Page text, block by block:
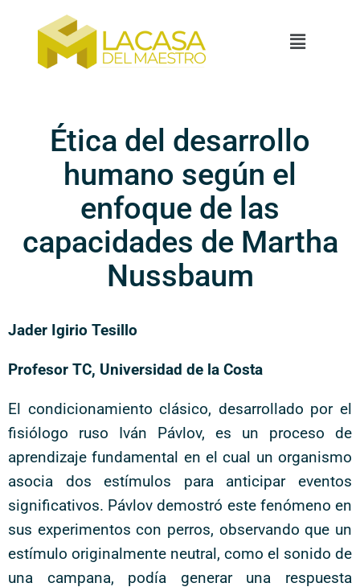
Ética del desarrollo
humano según el
enfoque de las
capacidades de Martha
Nussbaum
Jader Igirio Tesillo
Profesor TC, Universidad de la Costa
El condicionamiento clásico, desarrollado por el
fisiólogo ruso Iván Pávlov, es un proceso de
aprendizaje fundamental en el cual un organismo
asocia dos estímulos para anticipar eventos
significativos. Pávlov demostró este fenómeno en
sus experimentos con perros, observando que un
estímulo originalmente neutral, como el sonido de
una campana, podía generar una respuesta